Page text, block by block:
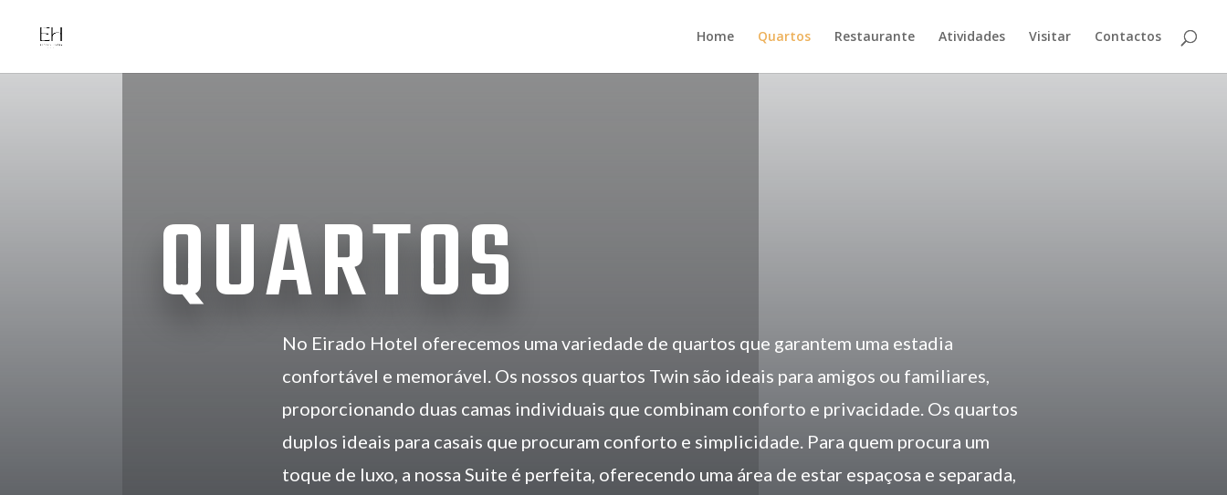
Home Quartos Restaurante Atividades Visitar Contactos
QUARTOS
No Eirado Hotel oferecemos uma variedade de quartos que garantem uma estadia
confortável e memorável. Os nossos quartos Twin são ideais para amigos ou familiares,
proporcionando duas camas individuais que combinam conforto e privacidade. Os quartos
duplos ideais para casais que procuram conforto e simplicidade. Para quem procura um
toque de luxo, a nossa Suite é perfeita, oferecendo uma área de estar espaçosa e separada,